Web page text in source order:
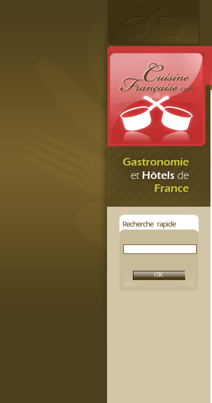
Recherche rapide